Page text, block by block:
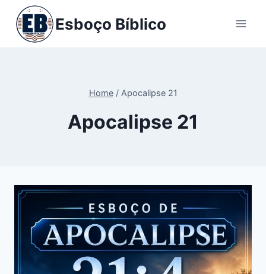
Pular
para
Esboço Bíblico
Home / Apocalipse 21
Apocalipse 21